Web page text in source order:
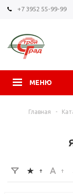
+7 3952 55-99-99
МЕНЮ
Главная -